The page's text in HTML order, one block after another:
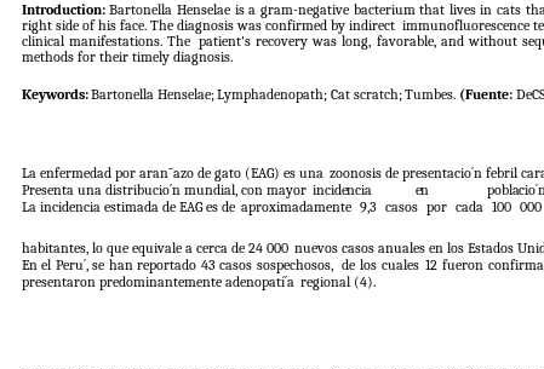
Introduction:Bartonella Henselae is a gram-negative bacterium that lives in cats
right side of his face. The diagnosis was confirmed by indirect immunofluorescence
clinical manifestations. The patient's recovery was long, favorable, and without
methods for their timely diagnosis.
Keywords:Bartonella Henselae;Lymphadenopath; Cat scratch;Tumbes. (Fuente:
La enfermedad por aran˜azo de gato (EAG) es una zoonosis de presentacio´n febril
Presenta una distribucio´n mundial, con mayor incidencia en poblacio´n
La incidencia estimada de EAG es de aproximadamente 9,3 casos por cada 100 000
habitantes, lo que equivale a cerca de 24 000 nuevos casos anuales en los Estados
En el Peru´, se han reportado 43 casos sospechosos, de los cuales 12 fueron
presentaron predominantemente adenopatí´a regional (4).